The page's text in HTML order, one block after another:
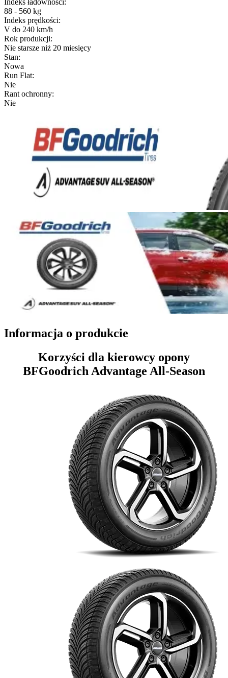
88 - 560 kg
Indeks prędkości:
V do 240 km/h
Rok produkcji:
Nie starsze niż 20 miesięcy
Stan:
Nowa
Run Flat:
Nie
Rant ochronny:
Nie
Informacja o produkcie
Korzyści dla kierowcy opony
BFGoodrich Advantage All-Season